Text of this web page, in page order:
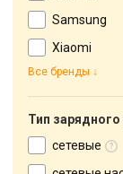
Samsung
Xiaomi
Все бренды
Тип зарядного
сетевые